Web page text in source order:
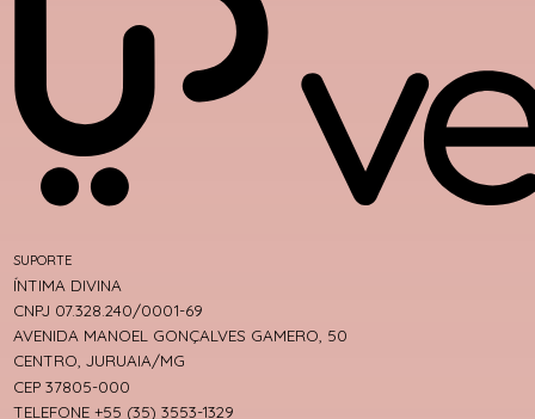
SUPORTE
ÍNTIMA DIVINA
CNPJ 07.328.240/0001-69
AVENIDA MANOEL GONÇALVES GAMERO, 50
CENTRO, JURUAIA/MG
CEP 37805-000
TELEFONE +55 (35) 3553-1329